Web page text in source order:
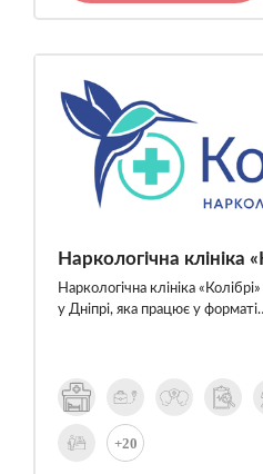
Наркологічна клініка
Наркологічна клініка
у Дніпрі, яка працює у
+20